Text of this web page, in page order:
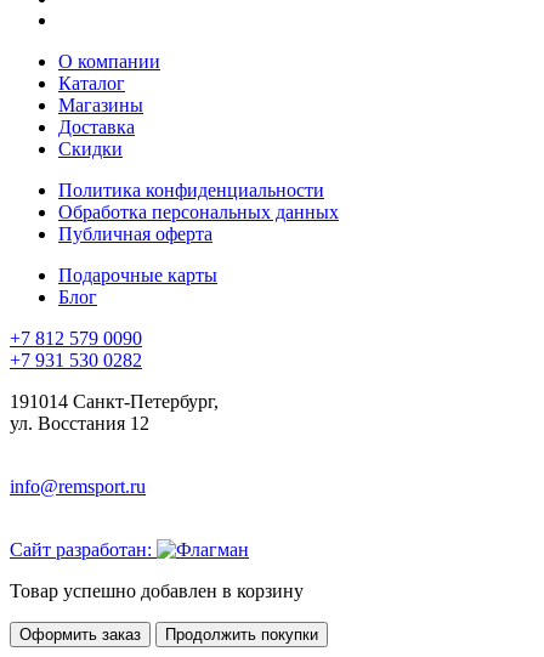
О компании
Каталог
Магазины
Доставка
Скидки
Политика конфиденциальности
Обработка персональных данных
Публичная оферта
Подарочные карты
Блог
+7 812 579 0090
+7 931 530 0282
191014 Санкт-Петербург,
ул. Восстания 12
info@remsport.ru
Сайт разработан:
Товар успешно добавлен в корзину
Оформить заказ Продолжить покупки